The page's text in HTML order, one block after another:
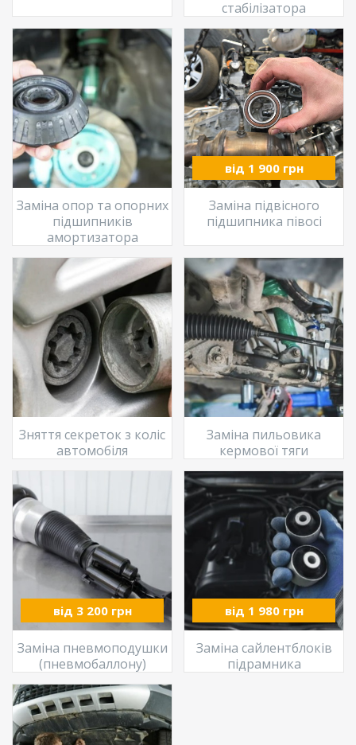
стабілізатора
Заміна опор та опорних
підшипників
амортизатора
від 1 900 грн
Заміна підвісного
підшипника півосі
Зняття секреток з коліс
автомобіля
Заміна пильовика
кермової тяги
від 3 200 грн
Заміна пневмоподушки
(пневмобаллону)
від 1 980 грн
Заміна сайлентблоків
підрамника